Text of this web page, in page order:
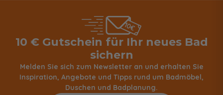
10 € Gutschein für Ihr neues Bad
sichern
Melden Sie sich zum Newsletter an und erhalten Sie
Inspiration, Angebote und Tipps rund um Badmöbel,
Duschen und Badplanung.